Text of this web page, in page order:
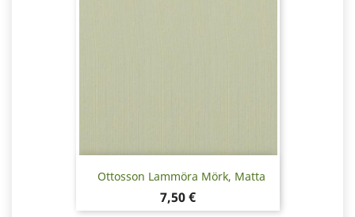
Ottosson Lammöra Mörk, Matta
Pris
7,50 €